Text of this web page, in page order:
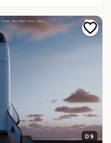
D 9